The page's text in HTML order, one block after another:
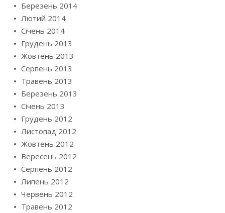
Березень 2014
Лютий 2014
Січень 2014
Грудень 2013
Жовтень 2013
Серпень 2013
Травень 2013
Березень 2013
Січень 2013
Грудень 2012
Листопад 2012
Жовтень 2012
Вересень 2012
Серпень 2012
Липень 2012
Червень 2012
Травень 2012